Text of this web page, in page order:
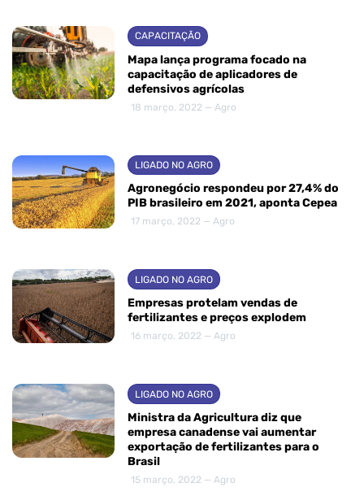
CAPACITAÇÃO
Mapa lança programa focado na
capacitação de aplicadores de
defensivos agrícolas
18 março, 2022 — Agro
LIGADO NO AGRO
Agronegócio respondeu por 27,4% do
PIB brasileiro em 2021, aponta Cepea
17 março, 2022 — Agro
LIGADO NO AGRO
Empresas protelam vendas de
fertilizantes e preços explodem
16 março, 2022 — Agro
LIGADO NO AGRO
Ministra da Agricultura diz que
empresa canadense vai aumentar
exportação de fertilizantes para o
Brasil
15 março, 2022 — Agro